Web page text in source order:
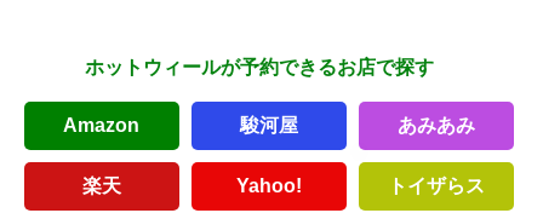
ホットウィールが予約できるお店で探す
Amazon 駿河屋 あみあみ
楽天 Yahoo! トイザらス